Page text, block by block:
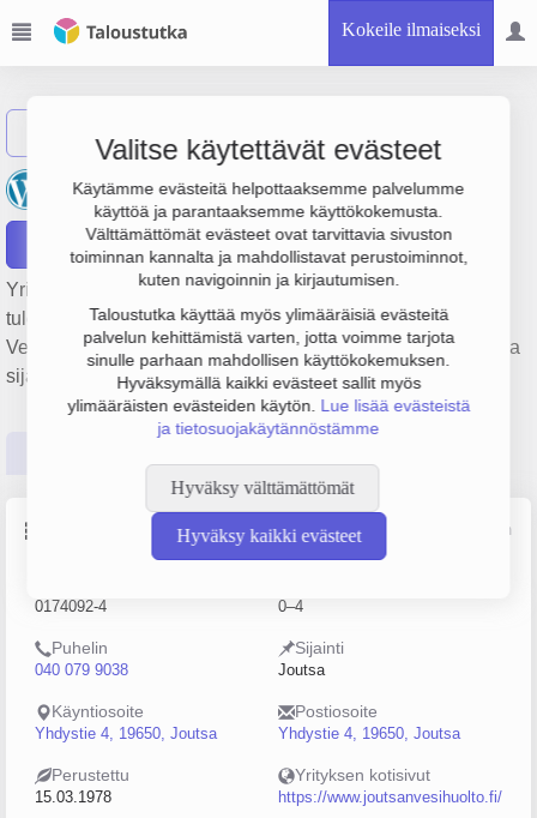
Kokeile ilmaiseksi
Valitse käytettävät evästeet
Käytämme evästeitä helpottaaksemme palvelumme
käyttöä ja parantaaksemme käyttökokemusta.
Välttämättömät evästeet ovat tarvittavia sivuston
toiminnan kannalta ja mahdollistavat perustoiminnot,
kuten navigoinnin ja kirjautumisen.
Taloustutka käyttää myös ylimääräisiä evästeitä
palvelun kehittämistä varten, jotta voimme tarjota
sinulle parhaan mahdollisen käyttökokemuksen.
Hyväksymällä kaikki evästeet sallit myös
ylimääräisten evästeiden käytön. Lue lisää evästeistä
ja tietosuojakäytännöstämme
Hyväksy välttämättömät
Hyväksy kaikki evästeet
Joutsan Vesihuolto Oy
Raportit
Yrityksen Joutsan Vesihuolto Oy liikevaihto on 886 000 €,
tulos -37 000 € ja henkilöstömäärä 3. Sen päätoimiala on
Vedenhankinta, puhdistus ja jakelu, perustamisvuosi 1978 ja
sijainti Joutsa. Yrityksen yhtiömuoto Osakeyhtiö (OY).
Lähde: YTJ, PRH, Traficom
0174092-4 0–4
Puhelin
040 079 9038
Sijainti
Joutsa
Käyntiosoite
Yhdystie 4, 19650, Joutsa
Postiosoite
Yhdystie 4, 19650, Joutsa
Perustettu
15.03.1978
Yrityksen kotisivut
https://www.joutsanvesihuolto.fi/